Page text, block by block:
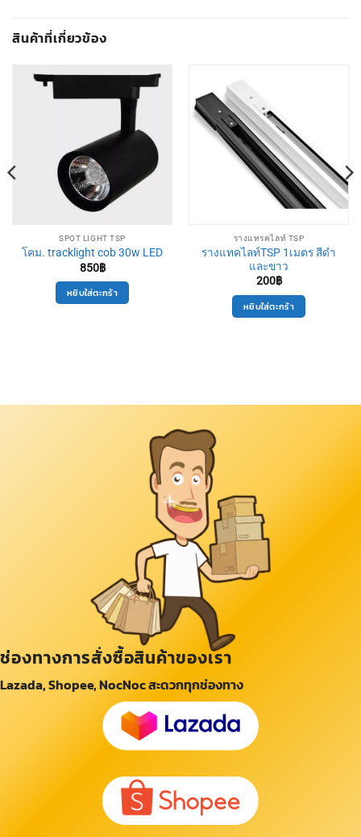
สินค้าที่เกี่ยวข้อง
SPOT LIGHT TSP
โคม. tracklight cob 30w LED
850฿
หยิบใส่ตะกร้า
รางแทรคไลท์ TSP
รางแทคไลท์TSP 1เมตร สีดำ
และขาว
200฿
หยิบใส่ตะกร้า
ช่องทางการสั่งซื้อสินค้าของเรา
Lazada, Shopee, NocNoc สะดวกทุกช่องทาง